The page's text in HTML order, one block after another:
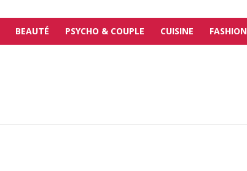
BEAUTÉ PSYCHO & COUPLE CUISINE FASHION